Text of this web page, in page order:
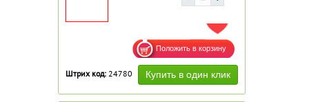
ДОБАВИТЬ В ИЗБРАННОЕ
Штрих код: 24780